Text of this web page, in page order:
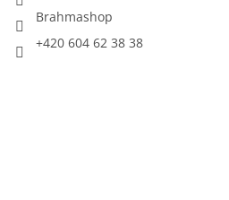
Brahmashop
+420 604 62 38 38